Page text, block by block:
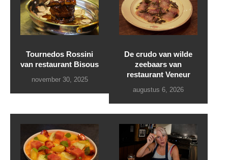
Tournedos Rossini
van restaurant Bisous
november 30, 2025
De crudo van wilde
zeebaars van
restaurant Veneur
augustus 6, 2026